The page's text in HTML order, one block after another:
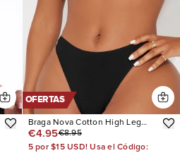
OFERTAS
Braga Nova Cotton High Leg
Bikini
€4.95€8.95
5 por $15 USD! Usa el Código: